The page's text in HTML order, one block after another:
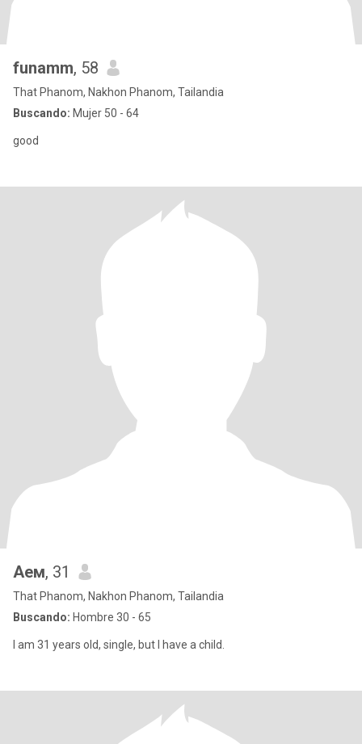
funamm, 58
That Phanom, Nakhon Phanom, Tailandia
Buscando: Mujer 50 - 64
good
Аем, 31
That Phanom, Nakhon Phanom, Tailandia
Buscando: Hombre 30 - 65
I am 31 years old, single, but I have a child.